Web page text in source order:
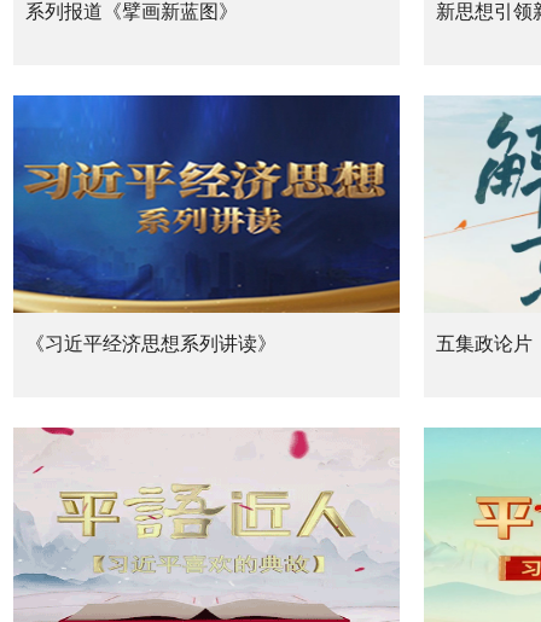
系列报道《擘画新蓝图》 新思想引领
《习近平经济思想系列讲读》 五集政论片